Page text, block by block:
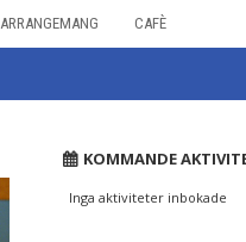
ARRANGEMANG CAFÈ
KOMMANDE
Inga aktiviteter inbokade